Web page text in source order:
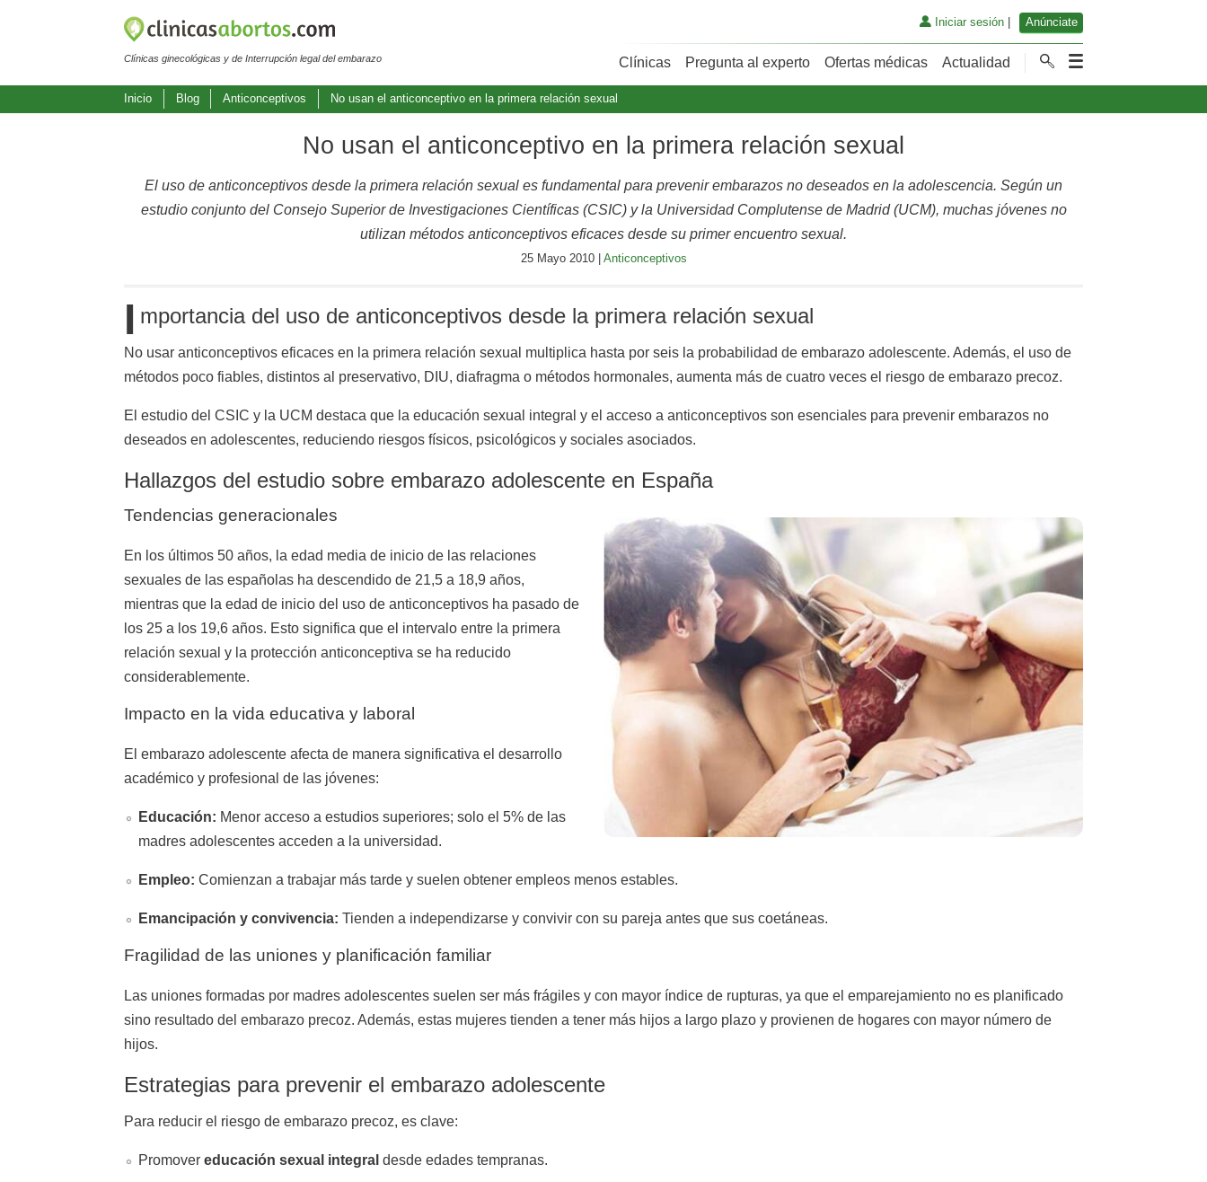
Clínicas ginecológicas y de Interrupción legal del embarazo
Iniciar sesión| Anúnciate
Clínicas Pregunta al experto Ofertas médicas Actualidad
Inicio Blog Anticonceptivos No usan el anticonceptivo en la primera relación sexual
No usan el anticonceptivo en la primera relación sexual
El uso de anticonceptivos desde la primera relación sexual es fundamental para prevenir embarazos no deseados en la adolescencia. Según un
estudio conjunto del Consejo Superior de Investigaciones Científicas (CSIC) y la Universidad Complutense de Madrid (UCM), muchas jóvenes no
utilizan métodos anticonceptivos eficaces desde su primer encuentro sexual.
25 Mayo 2010 | Anticonceptivos
I mportancia del uso de anticonceptivos desde la primera relación sexual
No usar anticonceptivos eficaces en la primera relación sexual multiplica hasta por seis la probabilidad de embarazo adolescente. Además, el uso de
métodos poco fiables, distintos al preservativo, DIU, diafragma o métodos hormonales, aumenta más de cuatro veces el riesgo de embarazo precoz.
El estudio del CSIC y la UCM destaca que la educación sexual integral y el acceso a anticonceptivos son esenciales para prevenir embarazos no
deseados en adolescentes, reduciendo riesgos físicos, psicológicos y sociales asociados.
Hallazgos del estudio sobre embarazo adolescente en España
Tendencias generacionales
En los últimos 50 años, la edad media de inicio de las relaciones
sexuales de las españolas ha descendido de 21,5 a 18,9 años,
mientras que la edad de inicio del uso de anticonceptivos ha pasado de
los 25 a los 19,6 años. Esto significa que el intervalo entre la primera
relación sexual y la protección anticonceptiva se ha reducido
considerablemente.
Impacto en la vida educativa y laboral
El embarazo adolescente afecta de manera significativa el desarrollo
académico y profesional de las jóvenes:
Educación: Menor acceso a estudios superiores; solo el 5% de las
madres adolescentes acceden a la universidad.
Empleo: Comienzan a trabajar más tarde y suelen obtener empleos menos estables.
Emancipación y convivencia: Tienden a independizarse y convivir con su pareja antes que sus coetáneas.
Fragilidad de las uniones y planificación familiar
Las uniones formadas por madres adolescentes suelen ser más frágiles y con mayor índice de rupturas, ya que el emparejamiento no es planificado
sino resultado del embarazo precoz. Además, estas mujeres tienden a tener más hijos a largo plazo y provienen de hogares con mayor número de
hijos.
Estrategias para prevenir el embarazo adolescente
Para reducir el riesgo de embarazo precoz, es clave:
Promover educación sexual integral desde edades tempranas.